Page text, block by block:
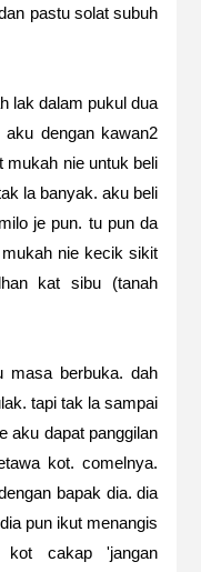
pastu solat subuh
lak dalam pukul dua
dengan kawan2
mukah nie untuk beli
la banyak. aku beli
je pun. tu pun da
nie kecik sikit
kat sibu (tanah
masa berbuka. dah
tapi tak la sampai
aku dapat panggilan
kot. comelnya.
bapak dia. dia
pun ikut menangis
kot cakap 'jangan